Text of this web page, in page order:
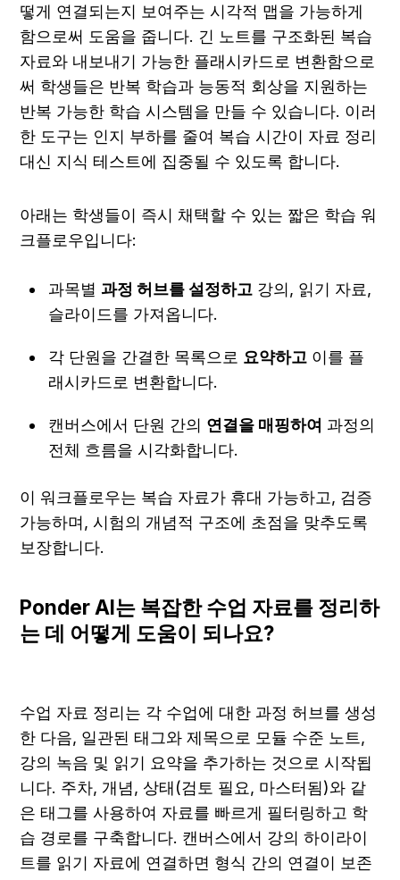
떻게 연결되는지 보여주는 시각적 맵을 가능하게
함으로써 도움을 줍니다. 긴 노트를 구조화된 복습
자료와 내보내기 가능한 플래시카드로 변환함으로
써 학생들은 반복 학습과 능동적 회상을 지원하는
반복 가능한 학습 시스템을 만들 수 있습니다. 이러
한 도구는 인지 부하를 줄여 복습 시간이 자료 정리
대신 지식 테스트에 집중될 수 있도록 합니다.
아래는 학생들이 즉시 채택할 수 있는 짧은 학습 워
크플로우입니다:
과목별 과정 허브를 설정하고 강의, 읽기 자료,
슬라이드를 가져옵니다.
각 단원을 간결한 목록으로 요약하고 이를 플
래시카드로 변환합니다.
캔버스에서 단원 간의 연결을 매핑하여 과정의
전체 흐름을 시각화합니다.
이 워크플로우는 복습 자료가 휴대 가능하고, 검증
가능하며, 시험의 개념적 구조에 초점을 맞추도록
보장합니다.
Ponder AI는 복잡한 수업 자료를 정리하
는 데 어떻게 도움이 되나요?
수업 자료 정리는 각 수업에 대한 과정 허브를 생성
한 다음, 일관된 태그와 제목으로 모듈 수준 노트,
강의 녹음 및 읽기 요약을 추가하는 것으로 시작됩
니다. 주차, 개념, 상태(검토 필요, 마스터됨)와 같
은 태그를 사용하여 자료를 빠르게 필터링하고 학
습 경로를 구축합니다. 캔버스에서 강의 하이라이
트를 읽기 자료에 연결하면 형식 간의 연결이 보존